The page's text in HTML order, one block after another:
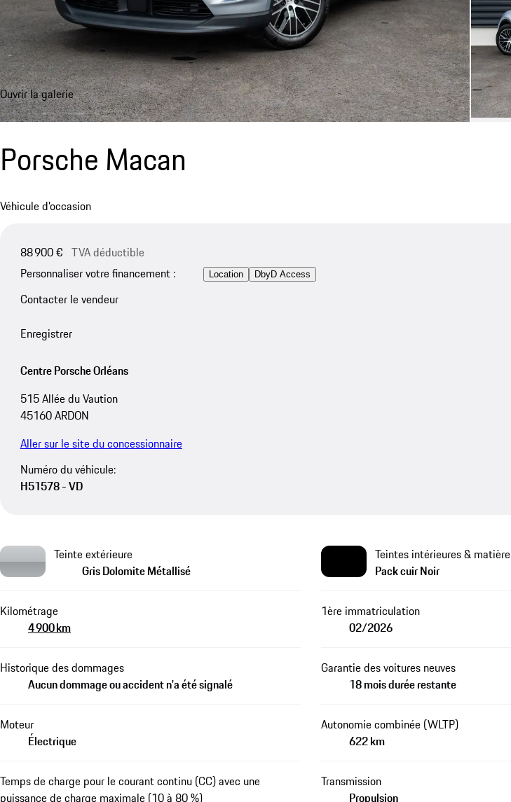
Ouvrir la galerie
Porsche Macan
Véhicule d'occasion
88 900 € TVA déductible
Personnaliser votre financement :
Location DbyD Access
Contacter le vendeur
Enregistrer
Centre Porsche Orléans
515 Allée du Vaution
45160 ARDON
Aller sur le site du concessionnaire
Numéro du véhicule:
H51578 - VD
Teinte extérieure
Gris Dolomite Métallisé
Teintes intérieures & matière
Pack cuir Noir
Kilométrage
4 900 km
1ère immatriculation
02/2026
Historique des dommages
Aucun dommage ou accident n'a été signalé
Garantie des voitures neuves
18 mois durée restante
Moteur
Électrique
Autonomie combinée (WLTP)
622 km
Temps de charge pour le courant continu (CC) avec une
puissance de charge maximale (10 à 80 %)
Transmission
Propulsion